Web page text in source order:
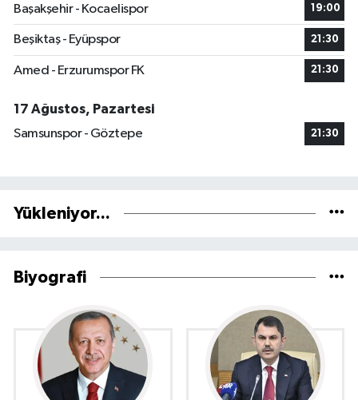
Başakşehir - Kocaelispor
19:00
Beşiktaş - Eyüpspor 21:30
Amed - Erzurumspor FK 21:30
17 Ağustos, Pazartesi
Samsunspor - Göztepe
21:30
Yükleniyor...
Biyografi